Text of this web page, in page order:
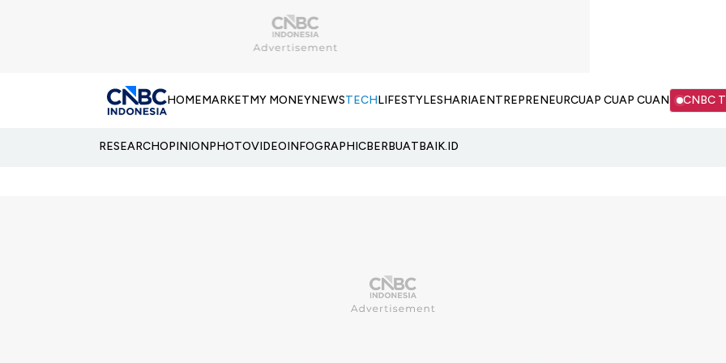
HOMEMARKETMY MONEYNEWSTECHLIFESTYLESHARIAENTREPRENEURCUAP CUAP CUAN CNBC
RESEARCHOPINIONPHOTOVIDEOINFOGRAPHICBERBUATBAIK.ID